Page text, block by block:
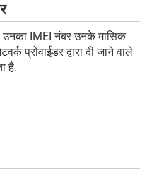
IMEI नंबर उनके मासिक
प्रोवाईडर द्वारा दी जाने वाले
है.